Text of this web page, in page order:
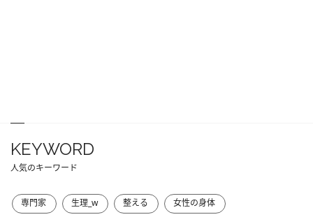
KEYWORD
人気のキーワード
専門家 生理_w 整える 女性の身体